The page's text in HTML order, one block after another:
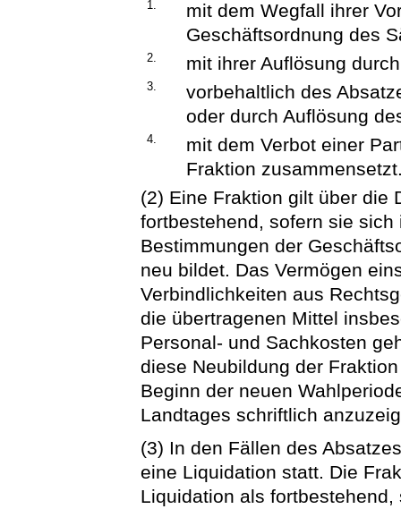
1.
mit dem Wegfall ihrer
Geschäftsordnung des
2. mit ihrer Auflösung
3.
vorbehaltlich des
oder durch Auflösung
4.
mit dem Verbot einer
Fraktion
(2) Eine Fraktion gilt über die
fortbestehend, sofern sie
Bestimmungen der
neu bildet. Das Vermögen
Verbindlichkeiten aus
die übertragenen Mittel
Personal- und Sachkosten
diese Neubildung der
Beginn der neuen
Landtages schriftlich
(3) In den Fällen des
eine Liquidation statt. Die
Liquidation als